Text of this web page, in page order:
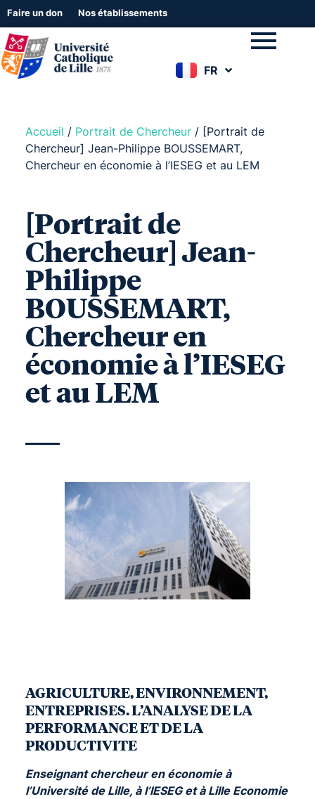
Faire un don Nos établissements
FR
EN
Accueil / Portrait de Chercheur/ [Portrait de
Chercheur] Jean-Philippe BOUSSEMART,
Chercheur en économie à l’IESEG et au LEM
[Portrait de
Chercheur] Jean-
Philippe
BOUSSEMART,
Chercheur en
économie à l’IESEG
et au LEM
AGRICULTURE, ENVIRONNEMENT,
ENTREPRISES.L’ANALYSE DE LA
PERFORMANCE ET DE LA
PRODUCTIVITE
Enseignant chercheur en économie à
l’Université de Lille, à l’IESEG et à Lille Economie